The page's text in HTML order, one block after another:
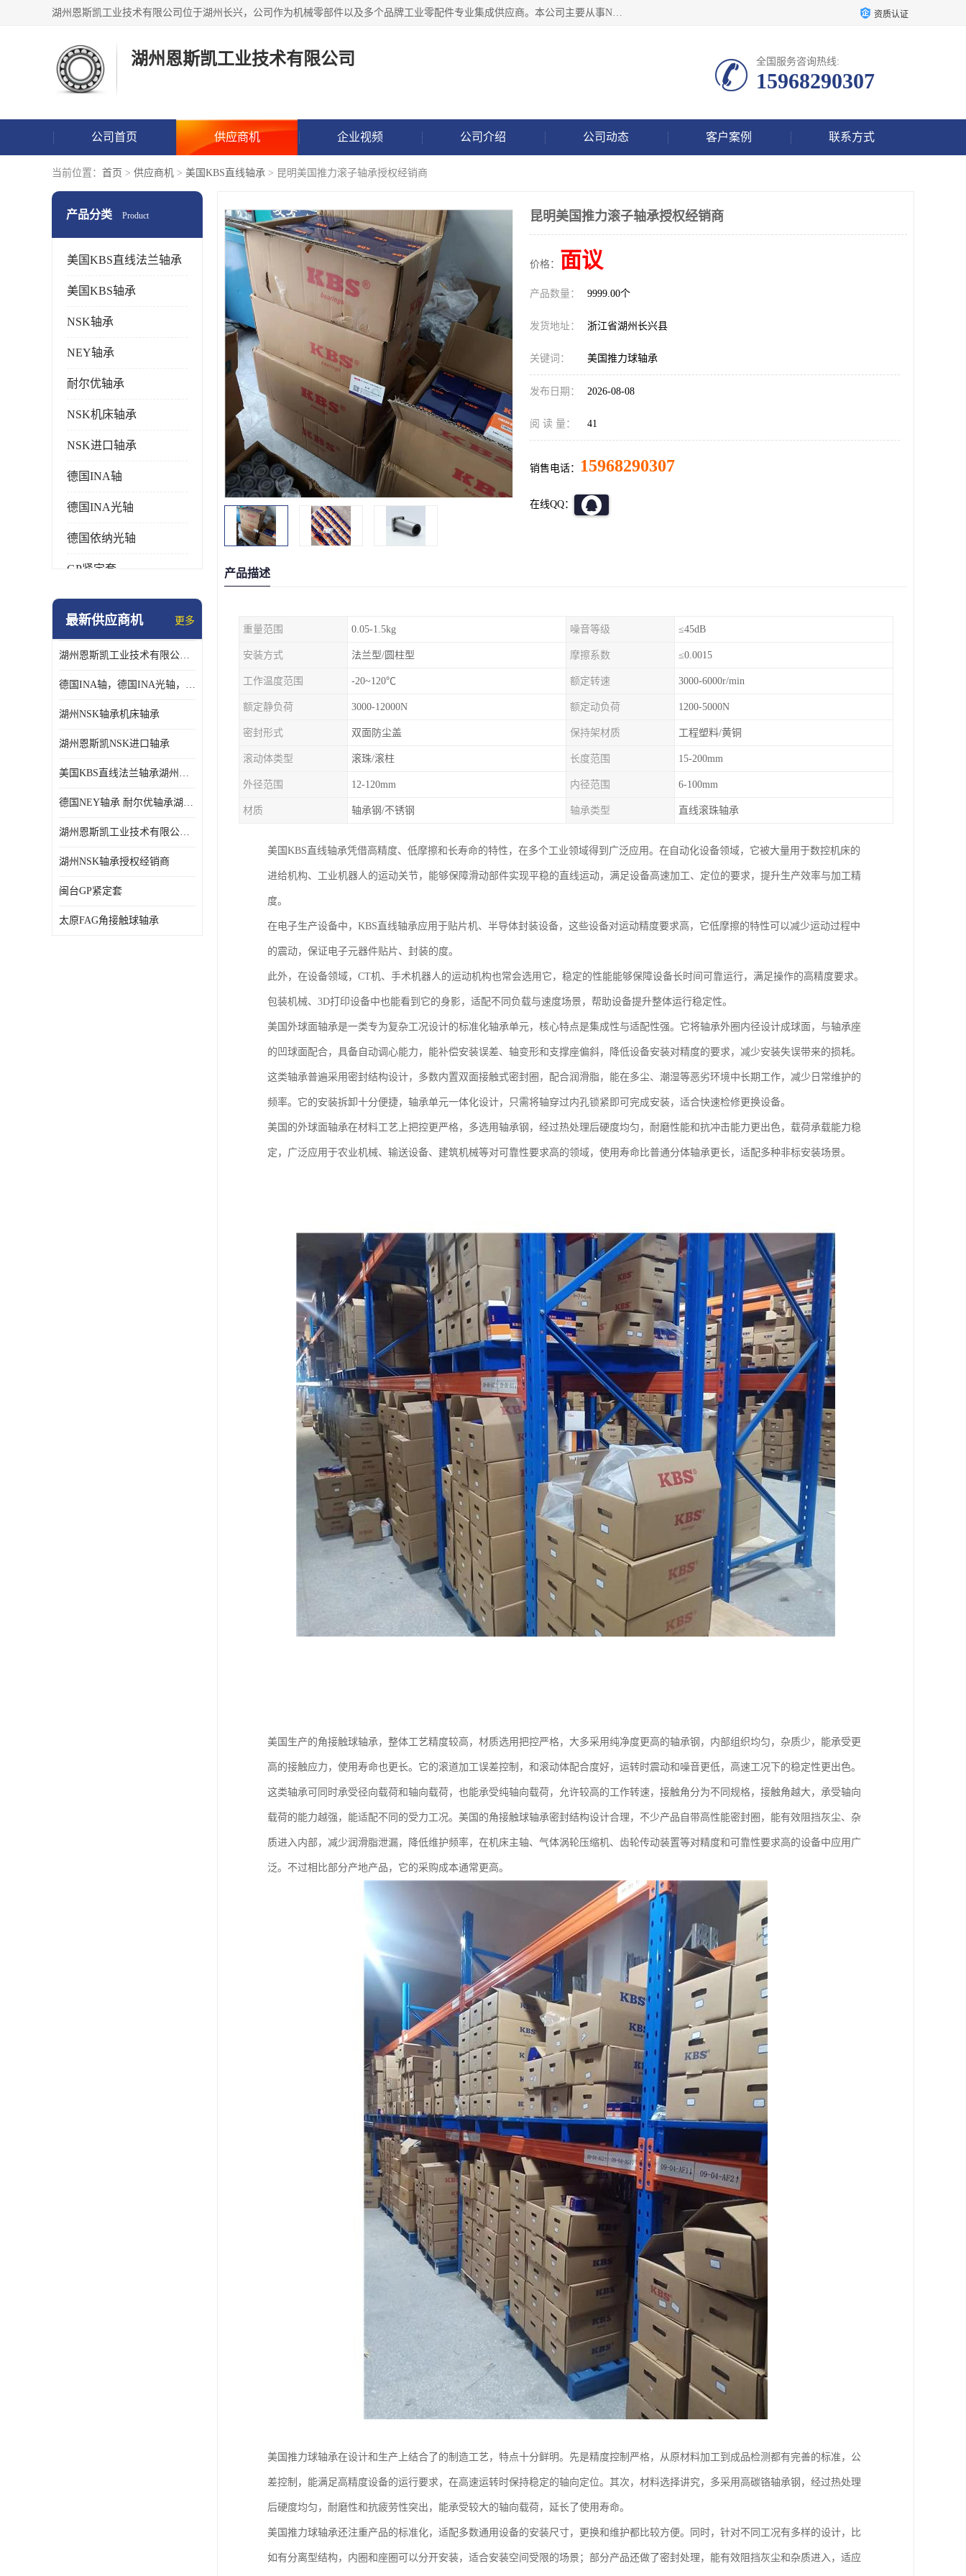
湖州恩斯凯工业技术有限公司位于湖州长兴，公司作为机械零部件以及多个品牌工业零配件专业集成供应商。本公司主要从事NSK进口轴承、SKF进口轴承、FAG进口轴承、NTN进口轴承、国产轴承：ZWZ、HRB、C&U轴承外球面轴承、导轨、丝杠、滑块、 润滑油、工业皮带及其他工业零部件的销售. 资质认证
湖州恩斯凯工业技术有限公司 全国服务咨询热线:
15968290307
公司首页 供应商机 企业视频 公司介绍 公司动态 客户案例 联系方式
当前位置： 首页 > 供应商机 > 美国KBS直线轴承 > 昆明美国推力滚子轴承授权经销商
产品分类 Product
美国KBS直线法兰轴承
美国KBS轴承
NSK轴承
NEY轴承
耐尔优轴承
NSK机床轴承
NSK进口轴承
德国INA轴
德国INA光轴
德国依纳光轴
GP紧定套
SKF轴承
日本NSK进口轴承
德国INA进口轴承
最新供应商机 更多
湖州恩斯凯工业技术有限公司 湖州NSK轴承
德国INA轴，德国INA光轴，德国依纳光轴
湖州NSK轴承机床轴承
湖州恩斯凯NSK进口轴承
美国KBS直线法兰轴承湖州KBS轴承
德国NEY轴承 耐尔优轴承湖州代理商
湖州恩斯凯工业技术有限公司NSK轴承*经销商
湖州NSK轴承授权经销商
闽台GP紧定套
太原FAG角接触球轴承
昆明美国推力滚子轴承授权经销商
价格： 面议
产品数量： 9999.00个
发货地址： 浙江省湖州长兴县
关键词： 美国推力球轴承
发布日期： 2026-08-08
阅 读 量： 41
销售电话： 15968290307
在线QQ：
产品描述
重量范围 0.05-1.5kg 噪音等级 ≤45dB
安装方式 法兰型/圆柱型 摩擦系数 ≤0.0015
工作温度范围 -20~120℃ 额定转速 3000-6000r/min
额定静负荷 3000-12000N 额定动负荷 1200-5000N
密封形式 双面防尘盖 保持架材质 工程塑料/黄铜
滚动体类型 滚珠/滚柱 长度范围 15-200mm
外径范围 12-120mm 内径范围 6-100mm
材质 轴承钢/不锈钢 轴承类型 直线滚珠轴承
美国KBS直线轴承凭借高精度、低摩擦和长寿命的特性，在多个工业领域得到广泛应用。在自动化设备领域，它被大量用于数控机床的
进给机构、工业机器人的运动关节，能够保障滑动部件实现平稳的直线运动，满足设备高速加工、定位的要求，提升生产效率与加工精
度。
在电子生产设备中，KBS直线轴承应用于贴片机、半导体封装设备，这些设备对运动精度要求高，它低摩擦的特性可以减少运动过程中
的震动，保证电子元器件贴片、封装的度。
此外，在设备领域，CT机、手术机器人的运动机构也常会选用它，稳定的性能能够保障设备长时间可靠运行，满足操作的高精度要求。
包装机械、3D打印设备中也能看到它的身影，适配不同负载与速度场景，帮助设备提升整体运行稳定性。
美国外球面轴承是一类专为复杂工况设计的标准化轴承单元，核心特点是集成性与适配性强。它将轴承外圈内径设计成球面，与轴承座
的凹球面配合，具备自动调心能力，能补偿安装误差、轴变形和支撑座偏斜，降低设备安装对精度的要求，减少安装失误带来的损耗。
这类轴承普遍采用密封结构设计，多数内置双面接触式密封圈，配合润滑脂，能在多尘、潮湿等恶劣环境中长期工作，减少日常维护的
频率。它的安装拆卸十分便捷，轴承单元一体化设计，只需将轴穿过内孔锁紧即可完成安装，适合快速检修更换设备。
美国的外球面轴承在材料工艺上把控更严格，多选用轴承钢，经过热处理后硬度均匀，耐磨性能和抗冲击能力更出色，载荷承载能力稳
定，广泛应用于农业机械、输送设备、建筑机械等对可靠性要求高的领域，使用寿命比普通分体轴承更长，适配多种非标安装场景。
美国生产的角接触球轴承，整体工艺精度较高，材质选用把控严格，大多采用纯净度更高的轴承钢，内部组织均匀，杂质少，能承受更
高的接触应力，使用寿命也更长。它的滚道加工误差控制，和滚动体配合度好，运转时震动和噪音更低，高速工况下的稳定性更出色。
这类轴承可同时承受径向载荷和轴向载荷，也能承受纯轴向载荷，允许较高的工作转速，接触角分为不同规格，接触角越大，承受轴向
载荷的能力越强，能适配不同的受力工况。美国的角接触球轴承密封结构设计合理，不少产品自带高性能密封圈，能有效阻挡灰尘、杂
质进入内部，减少润滑脂泄漏，降低维护频率，在机床主轴、气体涡轮压缩机、齿轮传动装置等对精度和可靠性要求高的设备中应用广
泛。不过相比部分产地产品，它的采购成本通常更高。
美国推力球轴承在设计和生产上结合了的制造工艺，特点十分鲜明。先是精度控制严格，从原材料加工到成品检测都有完善的标准，公
差控制，能满足高精度设备的运行要求，在高速运转时保持稳定的轴向定位。其次，材料选择讲究，多采用高碳铬轴承钢，经过热处理
后硬度均匀，耐磨性和抗疲劳性突出，能承受较大的轴向载荷，延长了使用寿命。
美国推力球轴承还注重产品的标准化，适配多数通用设备的安装尺寸，更换和维护都比较方便。同时，针对不同工况有多样的设计，比
如有分离型结构，内圈和座圈可以分开安装，适合安装空间受限的场景；部分产品还做了密封处理，能有效阻挡灰尘和杂质进入，适应